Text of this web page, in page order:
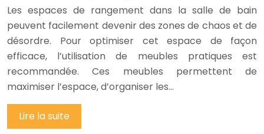
Les espaces de rangement dans la salle de bain
peuvent facilement devenir des zones de chaos et de
désordre. Pour optimiser cet espace de façon
efficace, l’utilisation de meubles pratiques est
recommandée. Ces meubles permettent de
maximiser l’espace, d’organiser les…
Lire la suite